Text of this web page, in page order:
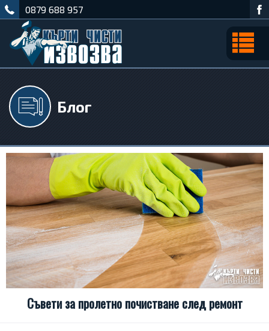
0879 688 957
Блог
Съвети за пролетно почистване след ремонт